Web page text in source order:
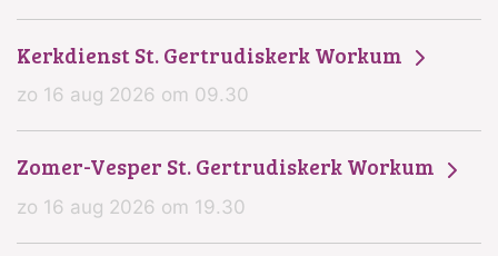
Kerkdienst St. Gertrudiskerk Workum
zo 16 aug 2026 om 09.30
Zomer-Vesper St. Gertrudiskerk Workum
zo 16 aug 2026 om 19.30